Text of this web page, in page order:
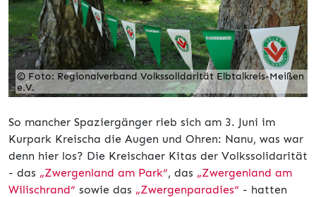
© Foto: Regionalverband Volkssolidarität Elbtalkreis-Meißen
e.V.
So mancher Spaziergänger rieb sich am 3. Juni im
Kurpark Kreischa die Augen und Ohren: Nanu, was war
denn hier los? Die Kreischaer Kitas der Volkssolidarität
- das „Zwergenland am Park“, das „Zwergenland am
Wilischrand“ sowie das „Zwergenparadies“ - hatten